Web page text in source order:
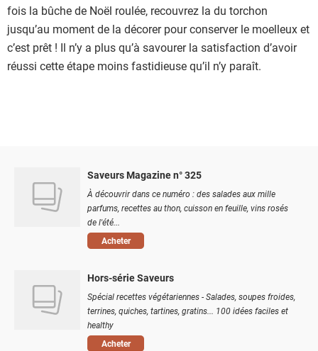
fois la bûche de Noël roulée, recouvrez la du torchon
jusqu’au moment de la décorer pour conserver le moelleux et
c’est prêt ! Il n’y a plus qu’à savourer la satisfaction d’avoir
réussi cette étape moins fastidieuse qu’il n’y paraît.
Saveurs Magazine n° 325
À découvrir dans ce numéro : des salades aux mille
parfums, recettes au thon, cuisson en feuille, vins rosés
de l'été...
Acheter
Hors-série Saveurs
Spécial recettes végétariennes - Salades, soupes froides,
terrines, quiches, tartines, gratins... 100 idées faciles et
healthy
Acheter